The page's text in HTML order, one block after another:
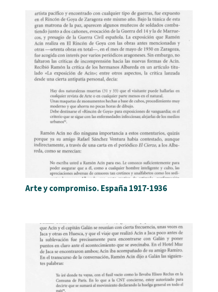
Arte y compromiso. España 1917-1936